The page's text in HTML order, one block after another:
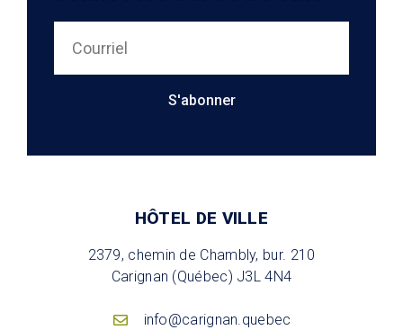
S'abonner
HÔTEL DE VILLE
2379, chemin de Chambly, bur. 210
Carignan (Québec) J3L 4N4
info@carignan.quebec